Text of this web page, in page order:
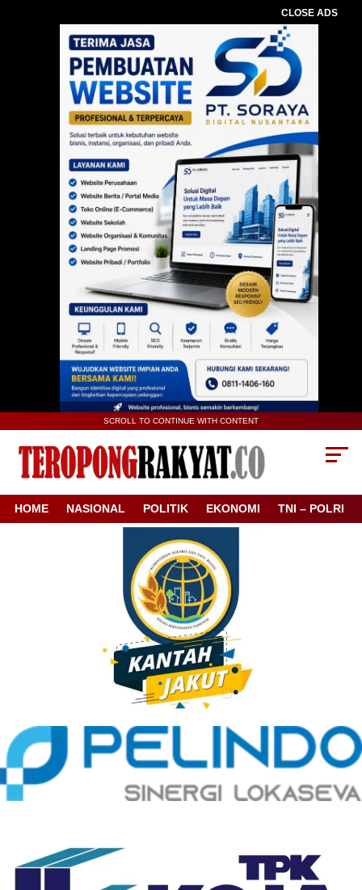
CLOSE ADS
SCROLL TO CONTINUE WITH CONTENT
HOME NASIONAL POLITIK EKONOMI TNI – POLRI